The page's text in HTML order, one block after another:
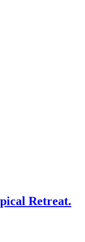
Retreat.